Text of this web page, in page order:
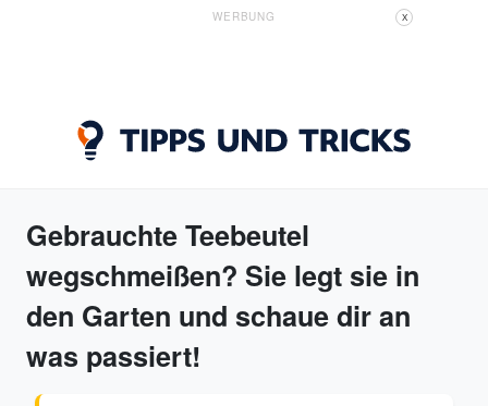
WERBUNG X
Gebrauchte Teebeutel
wegschmeißen? Sie legt sie in
den Garten und schaue dir an
was passiert!